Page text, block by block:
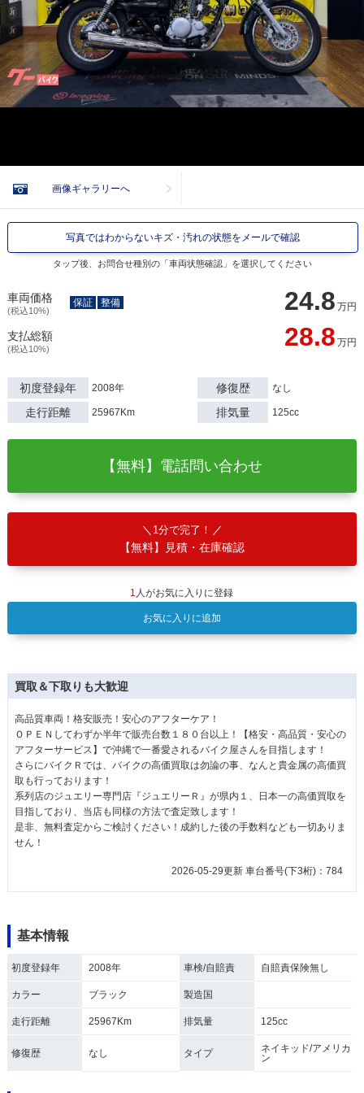
画像ギャラリーへ
写真ではわからないキズ・汚れの状態をメールで確認
タップ後、お問合せ種別の「車両状態確認」を選択してください
車両価格
(税込10%) 24.8 万円
保証 整備
支払総額
(税込10%) 28.8 万円
初度登録年 2008年 修復歴 なし
走行距離 25967Km 排気量 125cc
【無料】電話問い合わせ
1分で完了！
【無料】見積・在庫確認
1 人がお気に入りに登録
お気に入りに追加
買取＆下取りも大歓迎
高品質車両！格安販売！安心のアフターケア！
ＯＰＥＮしてわずか半年で販売台数１８０台以上！【格安・高品質・安心の
アフターサービス】で沖縄で一番愛されるバイク屋さんを目指します！
さらにバイクＲでは、バイクの高価買取は勿論の事、なんと貴金属の高価買
取も行っております！
系列店のジュエリー専門店『ジュエリーＲ』が県内１、日本一の高価買取を
目指しており、当店も同様の方法で査定致します！
是非、無料査定からご検討ください！成約した後の手数料なども一切ありま
せん！
2026-05-29更新 車台番号(下3桁)：784
基本情報
初度登録年 2008年 車検/自賠責 自賠責保険無し
カラー ブラック 製造国
走行距離 25967Km 排気量 125cc
修復歴 なし タイプ
ネイキッド/アメリカ
ン